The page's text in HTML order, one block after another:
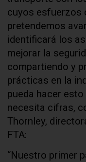
cuyos esfuerzos
pretendemos
identificará los
mejorar la
compartiendo y
prácticas en la
pueda hacer
necesita cifras,
Thornley,
FTA:
“Nuestro primer